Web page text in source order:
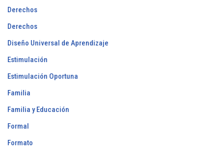
Derechos
Derechos
Diseño Universal de Aprendizaje
Estimulación
Estimulación Oportuna
Familia
Familia y Educación
Formal
Formato